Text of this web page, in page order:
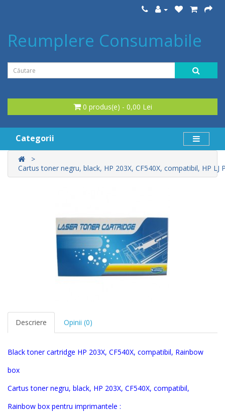
Reumplere Consumabile
0 produs(e) - 0,00 Lei
Categorii
Cartus toner negru, black, HP 203X, CF540X, compatibil, HP
Descriere Opinii (0)
Black toner cartridge HP 203X, CF540X, compatibil, Rainbow
box
Cartus toner negru, black, HP 203X, CF540X, compatibil,
Rainbow box pentru imprimantele :